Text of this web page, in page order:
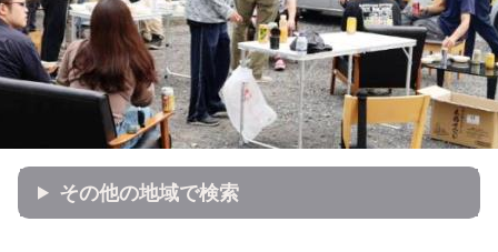
その他の地域で検索